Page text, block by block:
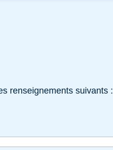
renseignements suivants :